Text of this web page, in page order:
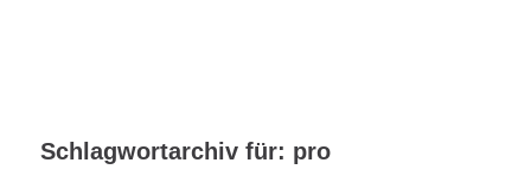
Schlagwortarchiv für: pro